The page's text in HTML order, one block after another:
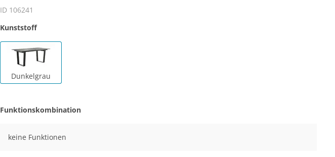
ID 106241
Kunststoff
Dunkelgrau
Funktionskombination
keine Funktionen